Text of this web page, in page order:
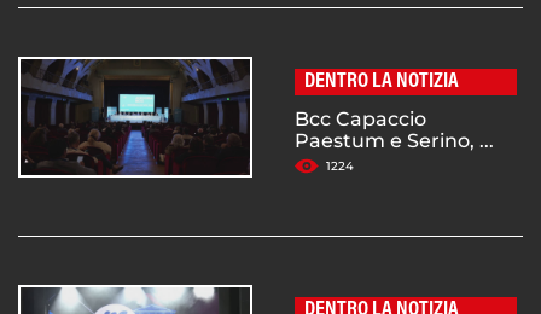
DENTRO LA NOTIZIA
Bcc Capaccio
Paestum e Serino, ...
1224